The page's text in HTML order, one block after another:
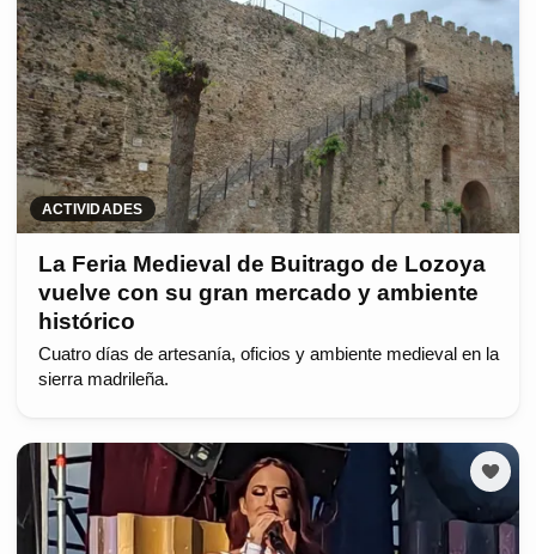
ACTIVIDADES
La Feria Medieval de Buitrago de Lozoya
vuelve con su gran mercado y ambiente
histórico
Cuatro días de artesanía, oficios y ambiente medieval en la
sierra madrileña.